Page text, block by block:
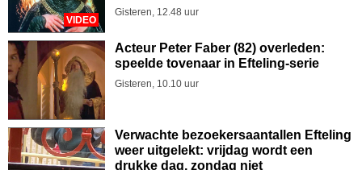
VIDEO
Gisteren, 12.48 uur
Acteur Peter Faber (82) overleden:
speelde tovenaar in Efteling-serie
Gisteren, 10.10 uur
Verwachte bezoekersaantallen Efteling
weer uitgelekt: vrijdag wordt een
drukke dag, zondag niet